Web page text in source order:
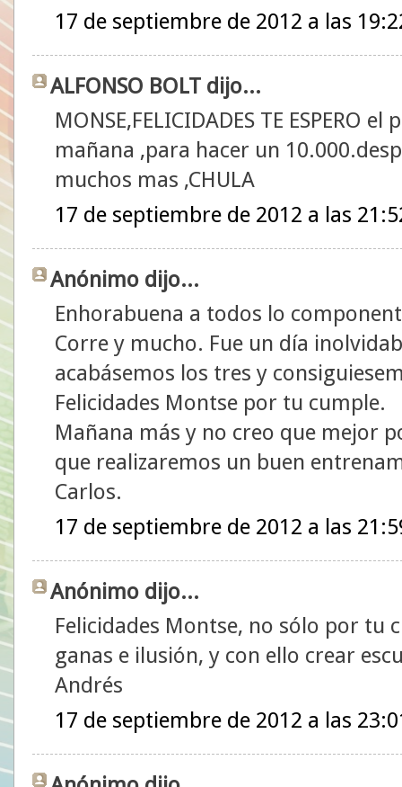
17 de septiembre de 2012 a las
ALFONSO BOLT dijo...
MONSE,FELICIDADES TE ESPERO
mañana ,para hacer un
muchos mas ,CHULA
17 de septiembre de 2012 a las
Anónimo dijo...
Enhorabuena a todos lo
Corre y mucho. Fue un día
acabásemos los tres y
Felicidades Montse por tu cumple.
Mañana más y no creo que mejor
que realizaremos un buen
Carlos.
17 de septiembre de 2012 a las
Anónimo dijo...
Felicidades Montse, no sólo por tu
ganas e ilusión, y con ello crear
Andrés
17 de septiembre de 2012 a las